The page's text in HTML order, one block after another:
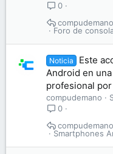
0
Foro de
compudemano
Noticia
Este
Android en
profesional
compudemano
0
Smartphones
compudemano